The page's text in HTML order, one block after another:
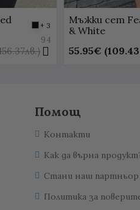
+ 3
94
Мъжки сет
& White
55.95€
Помощ
Контакти
Как да върна
Стани наш партньор
Политика за